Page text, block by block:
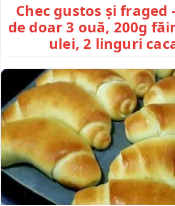
Chec gustos și fraged
de doar 3 ouă, 200g
ulei, 2 linguri